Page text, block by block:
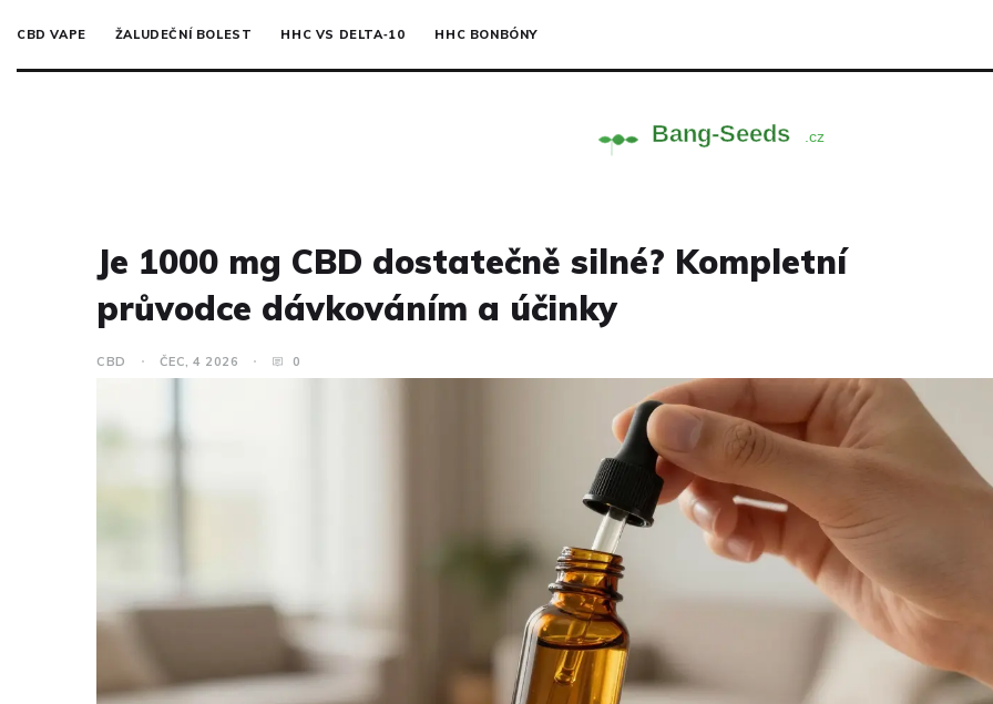
CBD VAPE ŽALUDEČNÍ BOLEST HHC VS DELTA‑10 HHC BONBÓNY
Je 1000 mg CBD dostatečně silné? Kompletní
průvodce dávkováním a účinky
CBD ČEC, 4 2026 0